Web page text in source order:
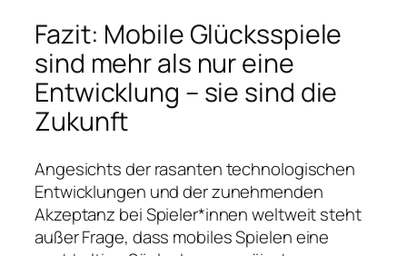
Fazit: Mobile Glücksspiele
sind mehr als nur eine
Entwicklung – sie sind die
Zukunft
Angesichts der rasanten technologischen
Entwicklungen und der zunehmenden
Akzeptanz bei Spieler*innen weltweit steht
außer Frage, dass mobiles Spieleneine